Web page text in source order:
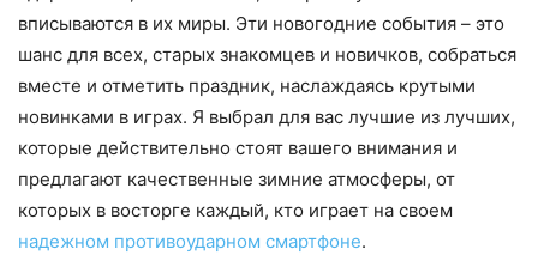
вписываются в их миры. Эти новогодние события – это
шанс для всех, старых знакомцев и новичков, собраться
вместе и отметить праздник, наслаждаясь крутыми
новинками в играх. Я выбрал для вас лучшие из лучших,
которые действительно стоят вашего внимания и
предлагают качественные зимние атмосферы, от
которых в восторге каждый, кто играет на своем
надежном противоударном смартфоне.